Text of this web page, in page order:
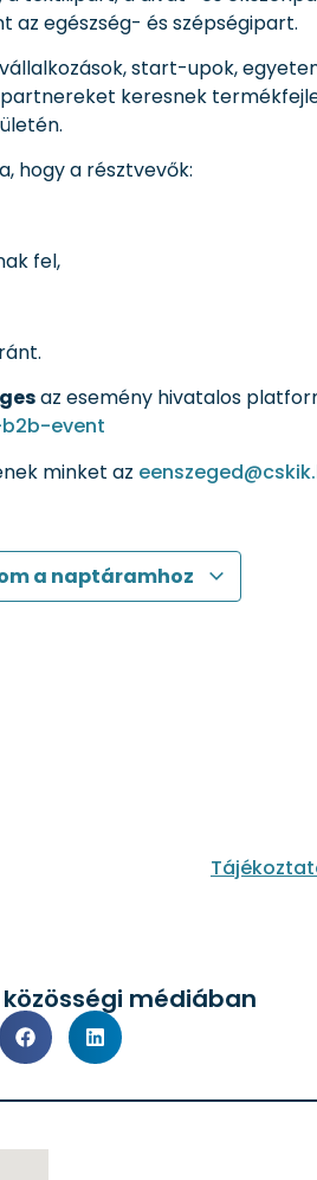
az egészség- és szépségipart.
start-upok,
keresnek
hogy a résztvevők:
fel,
az esemény hivatalos
event
minket az
a naptáramhoz
médiában